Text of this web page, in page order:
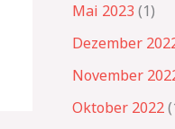
Mai 2023 (1)
Dezember
November
Oktober 2022